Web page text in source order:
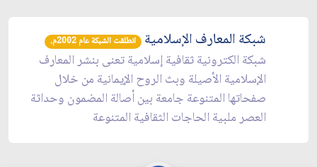
شبكة المعارف الإسلامية انطلقت الشبكة عام 2002م.
شبكة الكترونية ثقافية إسلامية تعنى بنشر المعارف
الإسلامية الأصيلة وبث الروح الإيمانية من خلال
صفحاتها المتنوعة جامعة بين أصالة المضمون وحداثة
العصر ملبية الحاجات الثقافية المتنوعة